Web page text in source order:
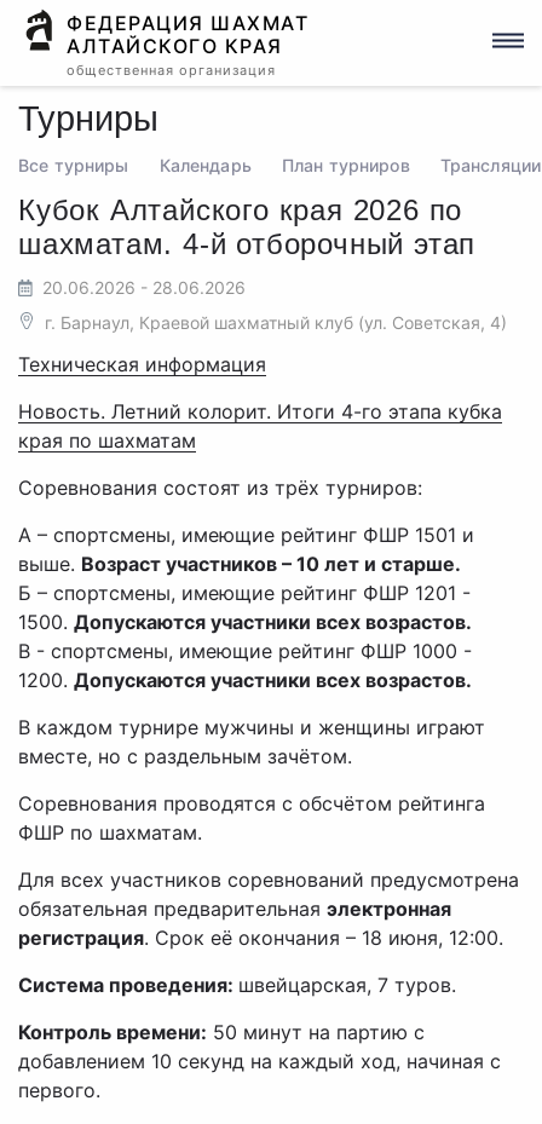
ФЕДЕРАЦИЯ ШАХМАТ
АЛТАЙСКОГО КРАЯ
общественная организация
Турниры
Все турниры Календарь План турниров Трансляции
Кубок Алтайского края 2026 по
шахматам. 4-й отборочный этап
20.06.2026 - 28.06.2026
г. Барнаул, Краевой шахматный клуб (ул. Советская, 4)
Техническая информация
Новость. Летний колорит. Итоги 4-го этапа кубка
края по шахматам
Соревнования состоят из трёх турниров:
А – спортсмены, имеющие рейтинг ФШР 1501 и
выше. Возраст участников – 10 лет и старше.
Б – спортсмены, имеющие рейтинг ФШР 1201 -
1500. Допускаются участники всех возрастов.
В - спортсмены, имеющие рейтинг ФШР 1000 -
1200. Допускаются участники всех возрастов.
В каждом турнире мужчины и женщины играют
вместе, но с раздельным зачётом.
Соревнования проводятся с обсчётом рейтинга
ФШР по шахматам.
Для всех участников cоревнований предусмотрена
обязательная предварительная электронная
регистрация. Срок её окончания – 18 июня, 12:00.
Система проведения: швейцарская, 7 туров.
Контроль времени: 50 минут на партию с
добавлением 10 секунд на каждый ход, начиная с
первого.